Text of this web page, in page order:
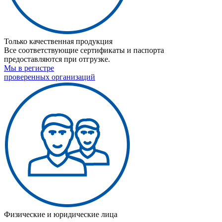
Только качественная продукция
Все соответствующие сертификаты и паспорта
предоставляются при отгрузке.
Мы в регистре
проверенных организаций
Физические и юридические лица